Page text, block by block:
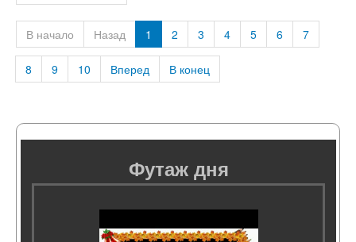
В начало Назад 1 2 3 4 5 6 7
8 9 10 Вперед В конец
Футаж дня